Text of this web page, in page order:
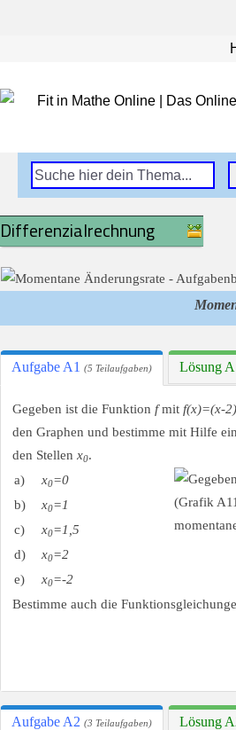
Differenzialrechnung
Aufgabe A1 (5 Teilaufgaben) Lösung
Gegeben ist die Funktion fmit f(x)=(x-2)
den Graphen und bestimme mit Hilfe
den Stellen x0.
a)
x0=0
b)
x0=1
c)
x0=1,5
d)
x0=2
e)
x0=-2
Bestimme auch die
Aufgabe A2 (3 Teilaufgaben) Lösung